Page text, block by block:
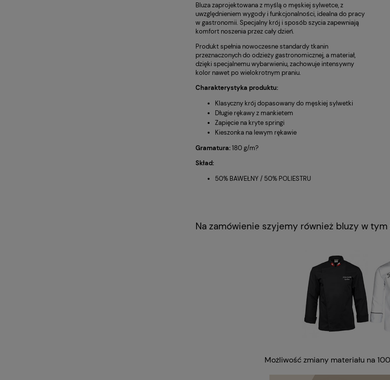
Bluza zaprojektowana z myślą o męskiej sylwetce, z
uwzględnieniem wygody i funkcjonalności, idealna do pracy
w gastronomii. Specjalny krój i sposób szycia zapewniają
komfort noszenia przez cały dzień.
Produkt spełnia nowoczesne standardy tkanin
przeznaczonych do odzieży gastronomicznej, a materiał,
dzięki specjalnemu wybarwieniu, zachowuje intensywny
kolor nawet po wielokrotnym praniu.
Charakterystyka produktu:
Klasyczny krój dopasowany do męskiej sylwetki
Długie rękawy z mankietem
Zapięcie na kryte springi
Kieszonka na lewym rękawie
Gramatura:180 g/m?
Skład:
50% BAWEŁNY / 50% POLIESTRU
Na zamówienie szyjemy również bluzy w
Możliwość zmiany materiału na